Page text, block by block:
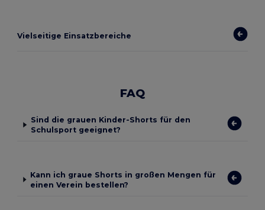
Vielseitige Einsatzbereiche
FAQ
Sind die grauen Kinder-Shorts für den
Schulsport geeignet?
Kann ich graue Shorts in großen Mengen für
einen Verein bestellen?